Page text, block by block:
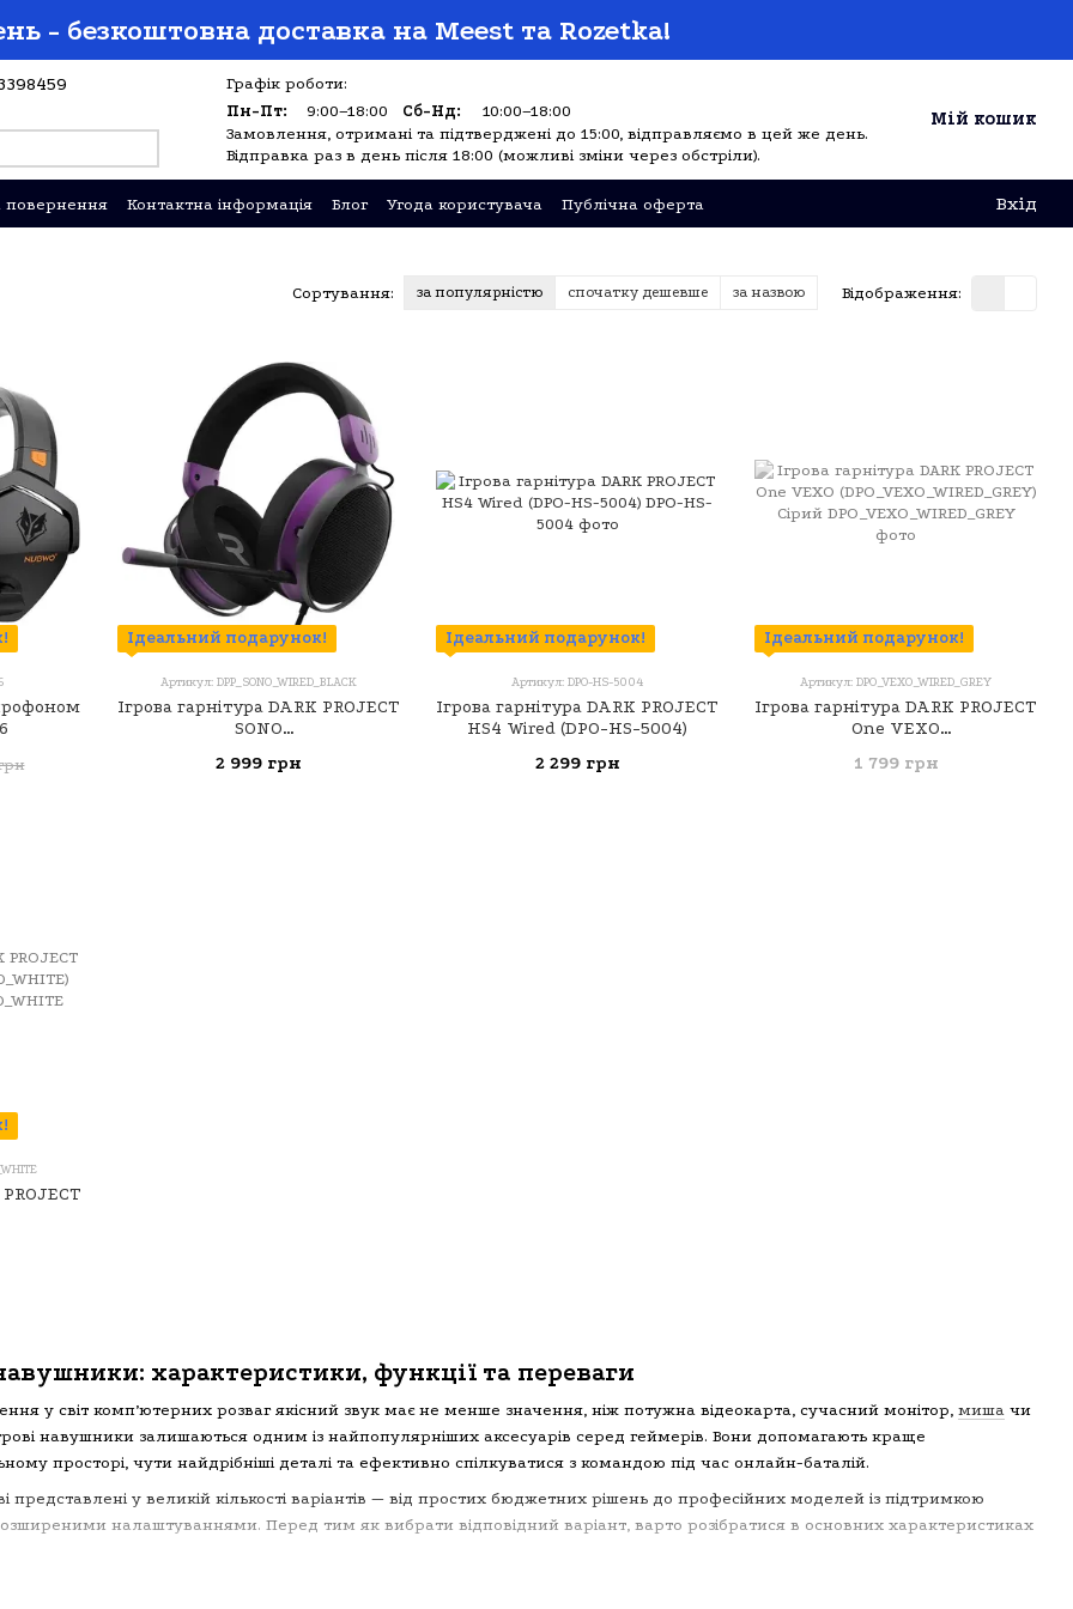
- безкоштовна доставка на Meest та Rozetka!
Графік роботи:
Пн-Пт:
9:00–18:00 Сб-Нд:
10:00–18:00
Замовлення, отримані та підтверджені до 15:00, відправляємо в цей же день.
Відправка раз в день після 18:00 (можливі зміни через обстріли).
Мій кошик
повернення Контактна інформація Блог Угода користувача
Публічна оферта
Вхід
Сортування: за популярністю спочатку дешевше за назвою Відображення:
характеристики, функції та переваги
у світ комп’ютерних розваг якісний звук має не менше значення, ніж потужна відеокарта, сучасний монітор, миша чи
навушники залишаються одним із найпопулярніших аксесуарів серед геймерів. Вони допомагають краще
просторі, чути найдрібніші деталі та ефективно спілкуватися з командою під час онлайн-баталій.
представлені у великій кількості варіантів — від простих бюджетних рішень до професійних моделей із підтримкою
налаштуваннями. Перед тим як вибрати відповідний варіант, варто розібратися в основних характеристиках
Ідеальний подарунок!
Артикул: DPP_SONO_WIRED_BLACK
Ігрова гарнітура DARK PROJECT
SONO
Чорний
2 999 грн
Ідеальний подарунок!
Артикул: DPO-HS-5004
Ігрова гарнітура DARK PROJECT
HS4 Wired (DPO-HS-5004)
2 299 грн
Ідеальний подарунок!
Артикул: DPO_VEXO_WIRED_GREY
Ігрова гарнітура DARK PROJECT
One VEXO
1 799 грн